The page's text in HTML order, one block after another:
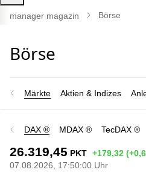
öffnen
manager magazin Börse
Märkte Aktien & Indizes
DAX ® MDAX ® TecDAX ®
26.319,45 PKT +179,32
07.08.2026, 17:50:00 Uhr